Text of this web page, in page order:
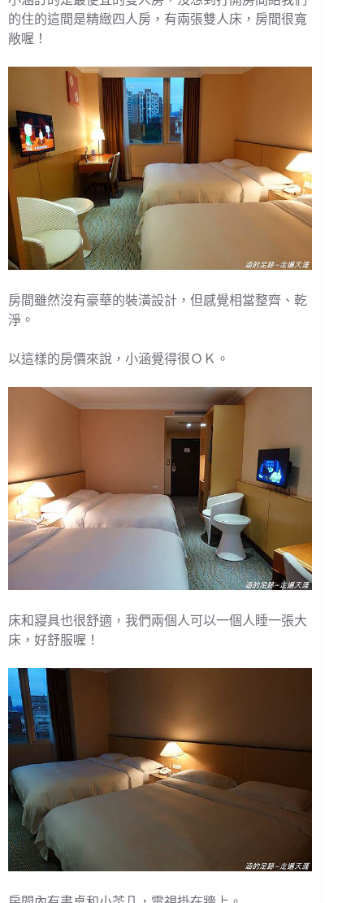
的住的這間是精緻四人房，有兩張雙人床，房間很寬
敞喔！
房間雖然沒有豪華的裝潢設計，但感覺相當整齊、乾
淨。
以這樣的房價來說，小涵覺得很ＯＫ。
床和寢具也很舒適，我們兩個人可以一個人睡一張大
床，好舒服喔！